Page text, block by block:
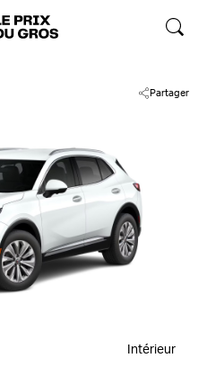
Accueil
Partager
Intérieur